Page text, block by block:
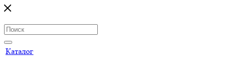
Каталог